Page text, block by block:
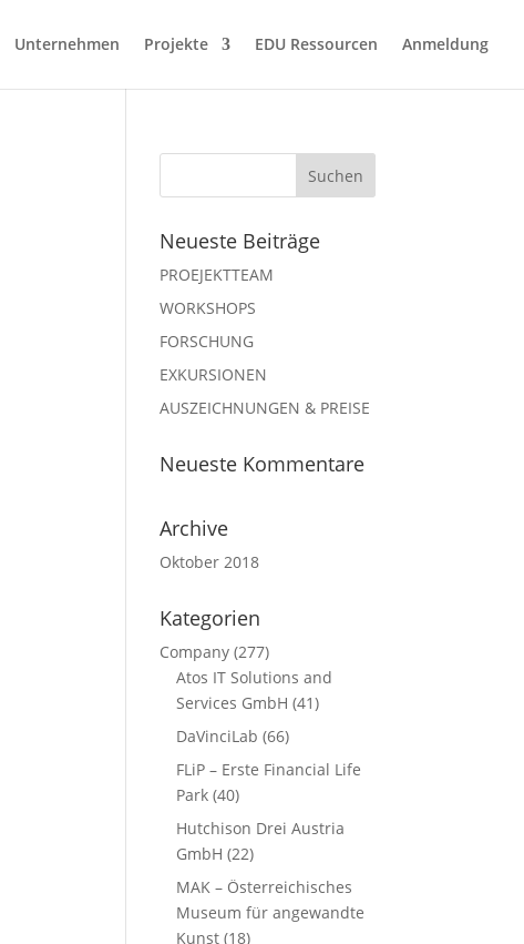
Unternehmen Projekte EDU Ressourcen Anmeldung
Neueste Beiträge
PROEJEKTTEAM
WORKSHOPS
FORSCHUNG
EXKURSIONEN
AUSZEICHNUNGEN & PREISE
Neueste Kommentare
Archive
Oktober 2018
Kategorien
Company (277)
Atos IT Solutions and
Services GmbH (41)
DaVinciLab (66)
FLiP – Erste Financial Life
Park (40)
Hutchison Drei Austria
GmbH (22)
MAK – Österreichisches
Museum für angewandte
Kunst (18)